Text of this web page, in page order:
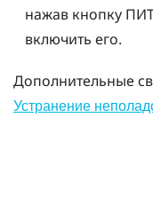
нажав кнопку
включить его.
Дополнительные
Устранение